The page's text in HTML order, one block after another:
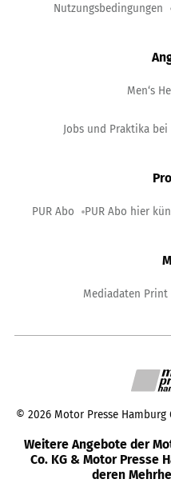
Nutzungsbedingungen
Men‘s
Jobs und Praktika
PUR Abo PUR Abo hier
Mediadaten
© 2026 Motor Presse Hamburg
Weitere Angebote der
Co. KG & Motor Presse
deren